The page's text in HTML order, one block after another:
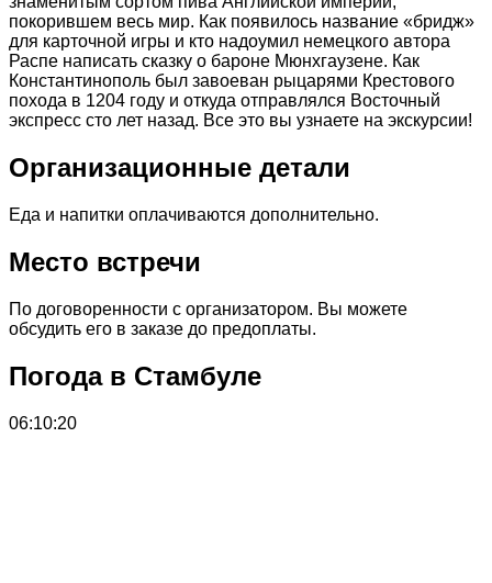
покорившем весь мир. Как появилось название «бридж»
для карточной игры и кто надоумил немецкого автора
Распе написать сказку о бароне Мюнхгаузене. Как
Константинополь был завоеван рыцарями Крестового
похода в 1204 году и откуда отправлялся Восточный
экспресс сто лет назад. Все это вы узнаете на экскурсии!
Организационные детали
Еда и напитки оплачиваются дополнительно.
Место встречи
По договоренности с организатором. Вы можете
обсудить его в заказе до предоплаты.
Погода в Стамбуле
06:10:20